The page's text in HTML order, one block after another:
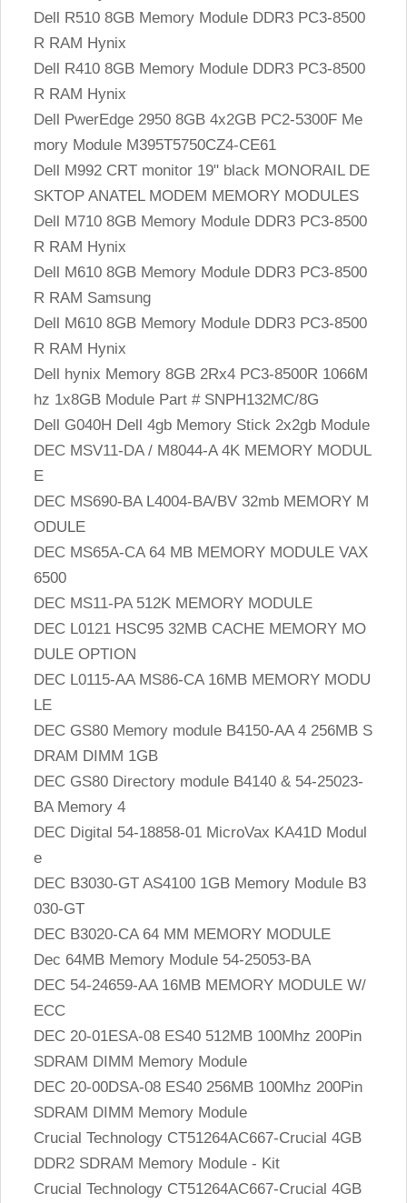
Dell R510 8GB Memory Module DDR3 PC3-8500
R RAM Hynix
Dell R410 8GB Memory Module DDR3 PC3-8500
R RAM Hynix
Dell PwerEdge 2950 8GB 4x2GB PC2-5300F Me
mory Module M395T5750CZ4-CE61
Dell M992 CRT monitor 19" black MONORAIL DE
SKTOP ANATEL MODEM MEMORY MODULES
Dell M710 8GB Memory Module DDR3 PC3-8500
R RAM Hynix
Dell M610 8GB Memory Module DDR3 PC3-8500
R RAM Samsung
Dell M610 8GB Memory Module DDR3 PC3-8500
R RAM Hynix
Dell hynix Memory 8GB 2Rx4 PC3-8500R 1066M
hz 1x8GB Module Part # SNPH132MC/8G
Dell G040H Dell 4gb Memory Stick 2x2gb Module
DEC MSV11-DA / M8044-A 4K MEMORY MODUL
E
DEC MS690-BA L4004-BA/BV 32mb MEMORY M
ODULE
DEC MS65A-CA 64 MB MEMORY MODULE VAX
6500
DEC MS11-PA 512K MEMORY MODULE
DEC L0121 HSC95 32MB CACHE MEMORY MO
DULE OPTION
DEC L0115-AA MS86-CA 16MB MEMORY MODU
LE
DEC GS80 Memory module B4150-AA 4 256MB S
DRAM DIMM 1GB
DEC GS80 Directory module B4140 & 54-25023-
BA Memory 4
DEC Digital 54-18858-01 MicroVax KA41D Modul
e
DEC B3030-GT AS4100 1GB Memory Module B3
030-GT
DEC B3020-CA 64 MM MEMORY MODULE
Dec 64MB Memory Module 54-25053-BA
DEC 54-24659-AA 16MB MEMORY MODULE W/
ECC
DEC 20-01ESA-08 ES40 512MB 100Mhz 200Pin
SDRAM DIMM Memory Module
DEC 20-00DSA-08 ES40 256MB 100Mhz 200Pin
SDRAM DIMM Memory Module
Crucial Technology CT51264AC667-Crucial 4GB
DDR2 SDRAM Memory Module - Kit
Crucial Technology CT51264AC667-Crucial 4GB